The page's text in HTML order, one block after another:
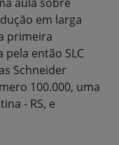
em larga
primeira
então SLC
Schneider
100.000, uma
- RS, e